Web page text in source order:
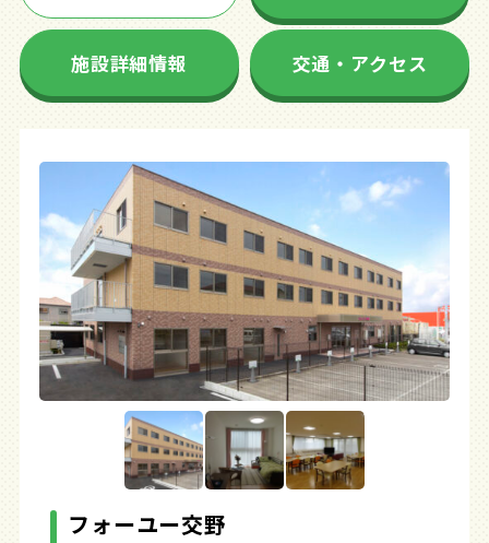
施設詳細情報 交通・アクセス
フォーユー交野